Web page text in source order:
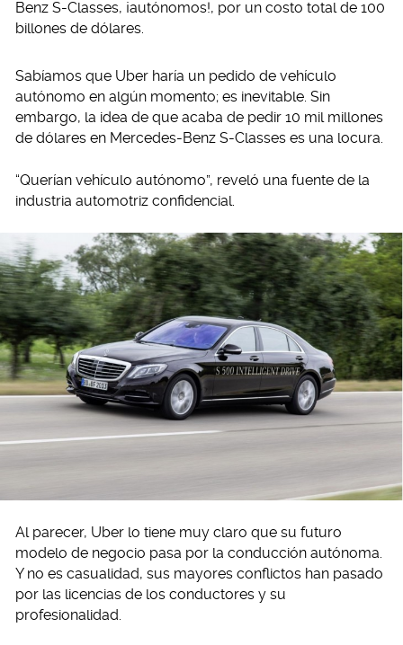
Benz S-Classes, ¡autónomos!, por un costo total de 100
billones de dólares.
Sabíamos que Uber haría un pedido de vehículo
autónomo en algún momento; es inevitable. Sin
embargo, la idea de que acaba de pedir 10 mil millones
de dólares en Mercedes-Benz S-Classes es una locura.
“Querían vehículo autónomo”, reveló una fuente de la
industria automotriz confidencial.
Al parecer, Uber lo tiene muy claro que su futuro
modelo de negocio pasa por la conducción autónoma.
Y no es casualidad, sus mayores conflictos han pasado
por las licencias de los conductores y su
profesionalidad.